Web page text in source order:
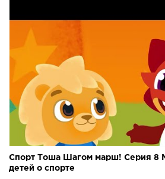
Спорт Тоша Шагом марш! Серия 8
детей о спорте